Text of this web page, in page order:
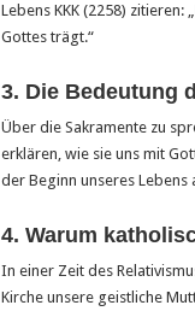
Lebens KKK (2258)
Gottes trägt.“
3. Die Bedeutung
Über die Sakramente zu
erklären, wie sie uns mit
der Beginn unseres Lebens
4. Warum
In einer Zeit des
Kirche unsere geistliche